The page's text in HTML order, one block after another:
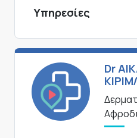
Υπηρεσίες
Dr